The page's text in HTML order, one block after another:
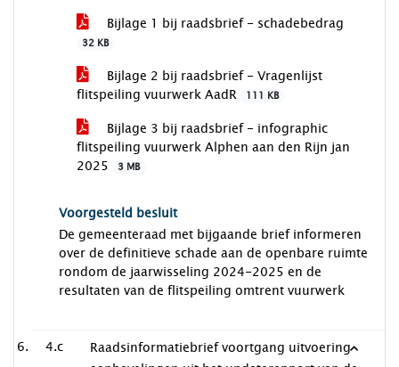
Bijlage 1 bij raadsbrief - schadebedrag
32 KB
Bijlage 2 bij raadsbrief - Vragenlijst
flitspeiling vuurwerk AadR
111 KB
Bijlage 3 bij raadsbrief - infographic
flitspeiling vuurwerk Alphen aan den Rijn jan
2025
3 MB
Voorgesteld besluit
De gemeenteraad met bijgaande brief informeren
over de definitieve schade aan de openbare ruimte
rondom de jaarwisseling 2024-2025 en de
resultaten van de flitspeiling omtrent vuurwerk
4.c
Raadsinformatiebrief voortgang uitvoering